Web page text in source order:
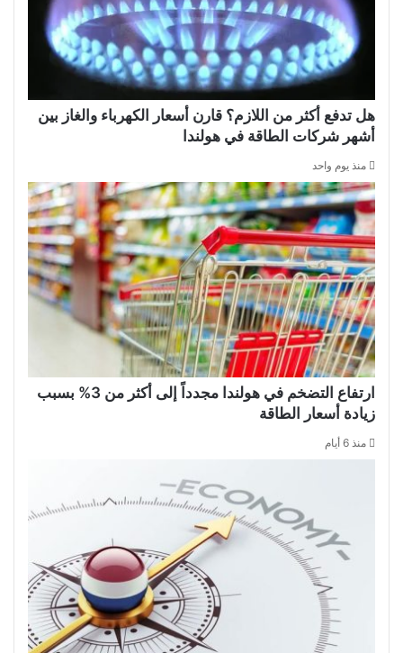
هل تدفع أكثر من اللازم؟ قارن أسعار الكهرباء والغاز بين
أشهر شركات الطاقة في هولندا
منذ يوم واحد
ارتفاع التضخم في هولندا مجدداً إلى أكثر من 3% بسبب
زيادة أسعار الطاقة
منذ 6 أيام